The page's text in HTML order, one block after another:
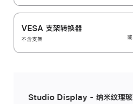
VESA 支架转换器
不含支架
Studio Display - 纳米纹理玻